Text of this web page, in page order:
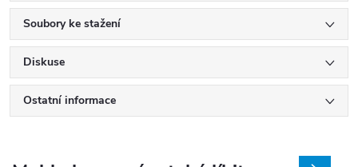
Soubory ke stažení
Diskuse
Ostatní informace